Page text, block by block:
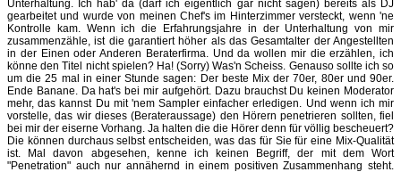
Unterhaltung. Ich hab' da (darf ich eigentlich gar nicht sagen) bereits als DJ
gearbeitet und wurde von meinen Chef's im Hinterzimmer versteckt, wenn 'ne
Kontrolle kam. Wenn ich die Erfahrungsjahre in der Unterhaltung von mir
zusammenzähle, ist die garantiert höher als das Gesamtalter der Angestellten
in der Einen oder Anderen Beraterfirma. Und da wollen mir die erzählen, ich
könne den Titel nicht spielen? Ha! (Sorry) Was'n Scheiss. Genauso sollte ich so
um die 25 mal in einer Stunde sagen: Der beste Mix der 70er, 80er und 90er.
Ende Banane. Da hat's bei mir aufgehört. Dazu brauchst Du keinen Moderator
mehr, das kannst Du mit 'nem Sampler einfacher erledigen. Und wenn ich mir
vorstelle, das wir dieses (Berateraussage) den Hörern penetrieren sollten, fiel
bei mir der eiserne Vorhang. Ja halten die die Hörer denn für völlig bescheuert?
Die können durchaus selbst entscheiden, was das für Sie für eine Mix-Qualität
ist. Mal davon abgesehen, kenne ich keinen Begriff, der mit dem Wort
"Penetration" auch nur annähernd in einem positiven Zusammenhang steht.